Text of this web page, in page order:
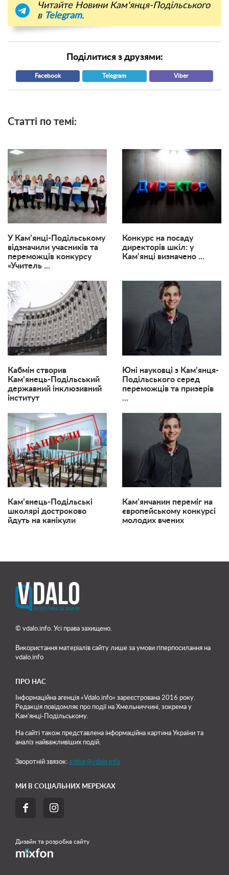
Читайте Новини Кам'янця-Подільського
в Telegram.
Поділитися з друзями:
Facebook Telegram Viber
Статті по темі:
​У Кам’янці-Подільському
відзначили учасників та
переможців конкурсу
«Учитель ...
Конкурс на посаду
директорів шкіл: у
Кам’янці визначено ...
Кабмін створив
Кам’янець-Подільський
державний інклюзивний
інститут
Юні науковці з Кам’янця-
Подільського серед
переможців та призерів
...
Кам’янець-Подільські
школярі достроково
йдуть на канікули
Кам’янчанин переміг на
європейському конкурсі
молодих вчених
© vdalo.info. Усі права захищено.
Використання матеріалів сайту лише за умови гіперпосилання на
vdalo.info
ПРО НАС
Інформаційна агенція «Vdalo.info» зареєстрована 2016 року.
Редакція повідомляє про події на Хмельниччині, зокрема у
Кам'янці-Подільському.
На сайті також представлена інформаційна картина України та
аналіз найважливіших подій.
Зворотній звязок: editor@vdalo.info
МИ В СОЦІАЛЬНИХ МЕРЕЖАХ
 
Дизайн та розробка сайту